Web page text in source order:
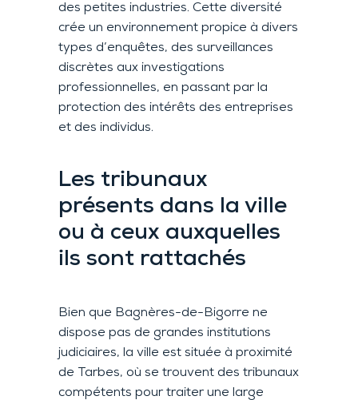
des petites industries. Cette diversité
crée un environnement propice à divers
types d’enquêtes, des surveillances
discrètes aux investigations
professionnelles, en passant par la
protection des intérêts des entreprises
et des individus.
Les tribunaux
présents dans la ville
ou à ceux auxquelles
ils sont rattachés
Bien que Bagnères-de-Bigorre ne
dispose pas de grandes institutions
judiciaires, la ville est située à proximité
de Tarbes, où se trouvent des tribunaux
compétents pour traiter une large